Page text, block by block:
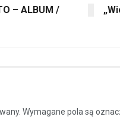
– ALBUM /
Wymagane pola są